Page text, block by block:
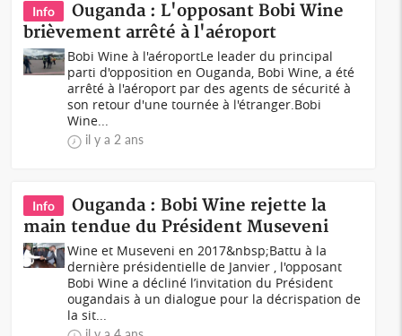
Info
Ouganda : L'opposant Bobi Wine
brièvement arrêté à l'aéroport
Bobi Wine à l'aéroportLe leader du principal
parti d'opposition en Ouganda, Bobi Wine, a été
arrêté à l'aéroport par des agents de sécurité à
son retour d'une tournée à l'étranger.Bobi
Wine...
il y a 2 ans
Info
Ouganda : Bobi Wine rejette la
main tendue du Président Museveni
Wine et Museveni en 2017&nbsp;Battu à la
dernière présidentielle de Janvier , l'opposant
Bobi Wine a décliné l’invitation du Président
ougandais à un dialogue pour la décrispation de
la sit...